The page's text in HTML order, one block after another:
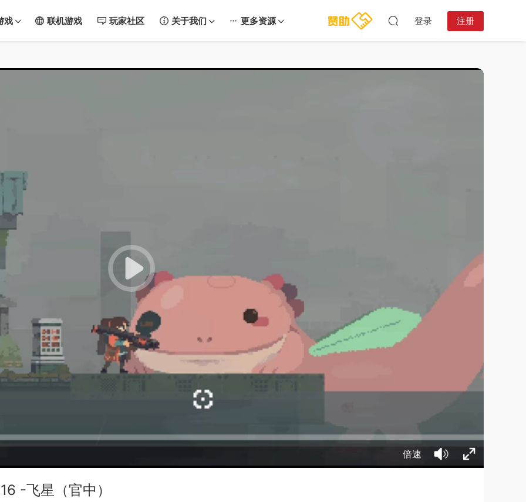
戏 联机游戏 玩家社区 关于我们 更多资源 登录 注册
倍速
-飞星（官中）